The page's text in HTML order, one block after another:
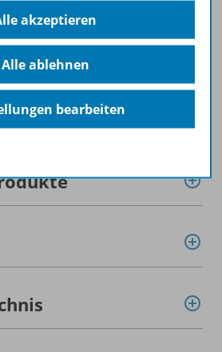
akzeptieren
Alle ablehnen
bearbeiten